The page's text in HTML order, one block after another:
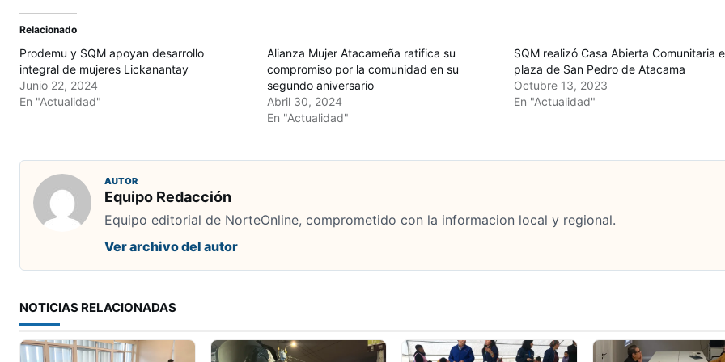
Relacionado
Prodemu y SQM apoyan desarrollo
integral de mujeres Lickanantay
Junio 22, 2024
En "Actualidad"
Alianza Mujer Atacameña ratifica su
compromiso por la comunidad en su
segundo aniversario
Abril 30, 2024
En "Actualidad"
SQM realizó Casa Abierta Comunitaria
plaza de San Pedro de Atacama
Octubre 13, 2023
En "Actualidad"
AUTOR
Equipo Redacción
Equipo editorial de NorteOnline, comprometido con la informacion local y regional.
Ver archivo del autor
NOTICIAS RELACIONADAS